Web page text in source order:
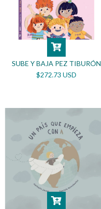
SUBE Y BAJA PEZ TIBURÓN
$272.73 USD